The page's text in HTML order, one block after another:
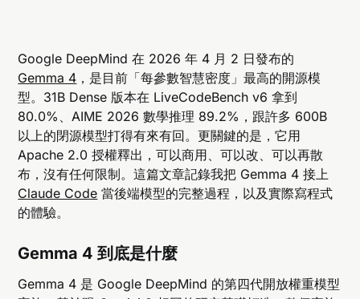
Google DeepMind 在 2026 年 4 月 2 日發布的
Gemma 4 ，是目前「每參數智慧密度」最高的開源模
型。31B Dense 版本在 LiveCodeBench v6 拿到
80.0%、AIME 2026 數學推理 89.2%，跟許多 600B
以上的閉源模型打得有來有回。更關鍵的是，它用
Apache 2.0 授權釋出，可以商用、可以改、可以再散
布，沒有任何限制。這篇文章記錄我把 Gemma 4 接上
Claude Code 當後端模型的完整過程，以及實際寫程式
的體驗。
Gemma 4 到底是什麼
Gemma 4 是 Google DeepMind 的第四代開放權重模型